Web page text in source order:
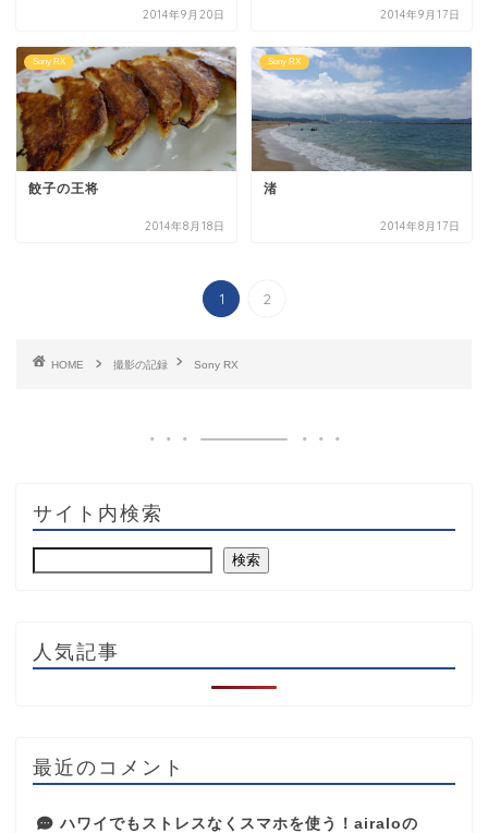
2014年9月20日 2014年9月17日
Sony RX
餃子の王将
2014年8月18日
Sony RX
渚
2014年8月17日
1 2
HOME 撮影の記録 Sony RX
サイト内検索
検索
人気記事
最近のコメント
ハワイでもストレスなくスマホを使う！airaloの